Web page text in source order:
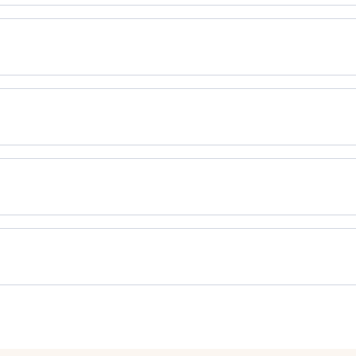
ekologicznych owoców żurawiny. Produkt pasteryzowany.
palustris) 100%.
słonecznych.